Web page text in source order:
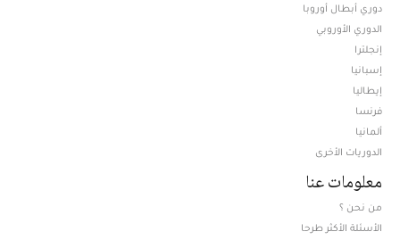
دوري أبطال أوروبا
الدوري الأوروبي
إنجلترا
إسبانيا
إيطاليا
فرنسا
ألمانيا
الدوريات الأخرى
معلومات عنا
من نحن ؟
الأسئلة الأكثر طرحا